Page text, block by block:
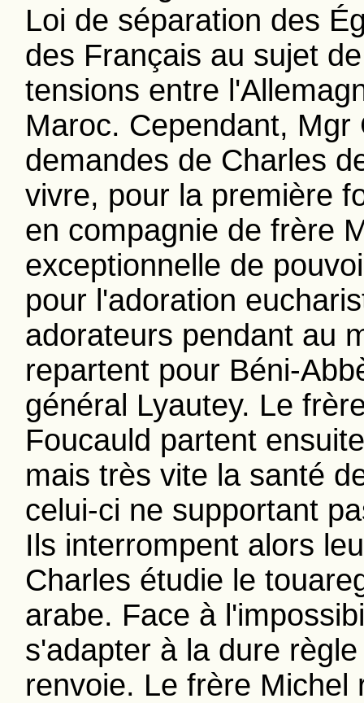
Loi de séparation des
des Français au sujet
tensions entre
Maroc. Cependant,
demandes de Charles
vivre, pour la première
en compagnie de frère
exceptionnelle de
pour l'adoration
adorateurs pendant au
repartent pour Béni-
général Lyautey. Le
Foucauld partent
mais très vite la santé
celui-ci ne supportant
Ils interrompent alors
Charles étudie le
arabe. Face à
s'adapter à la dure
renvoie. Le frère Michel